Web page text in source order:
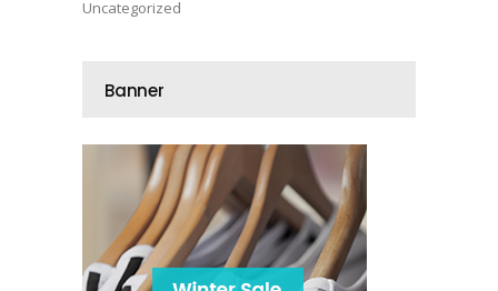
Uncategorized
Banner